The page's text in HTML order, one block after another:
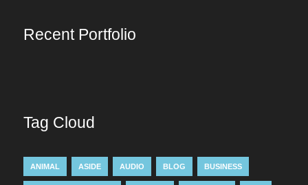
Recent Portfolio
Tag Cloud
ANIMAL ASIDE AUDIO BLOG BUSINESS